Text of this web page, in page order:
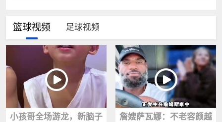
篮球视频 足球视频
小孩哥全场游龙，新脑子
詹嫂萨瓦娜：不老容颜越